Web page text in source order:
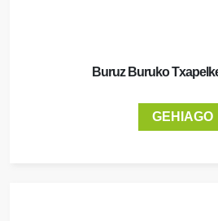
Buruz Buruko
GEHIAGO